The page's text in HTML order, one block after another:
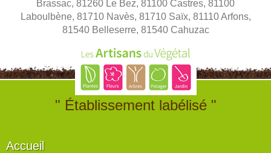
Brassac, 81260 Le Bez, 81100 Castres, 81100
Laboulbène, 81710 Navès, 81710 Saïx, 81110 Arfons,
81540 Belleserre, 81540 Cahuzac
" Établissement labélisé "
Accueil